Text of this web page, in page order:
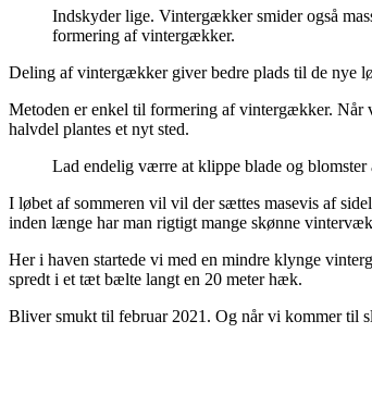
Indskyder lige. Vintergækker smider også
formering af vintergækker.
Deling af vintergækker giver bedre plads til de nye
Metoden er enkel til formering af vintergækker. Når
halvdel plantes et nyt sted.
Lad endelig værre at klippe blade og blomster
I løbet af sommeren vil vil der sættes masevis af
inden længe har man rigtigt mange skønne
Her i haven startede vi med en mindre klynge
spredt i et tæt bælte langt en 20 meter hæk.
Bliver smukt til februar 2021. Og når vi kommer til